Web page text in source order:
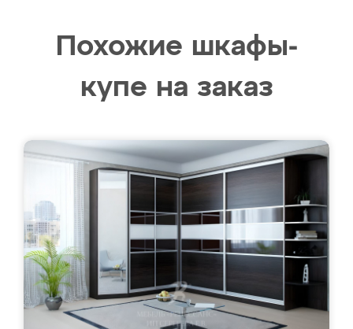
Похожие шкафы-
купе на заказ